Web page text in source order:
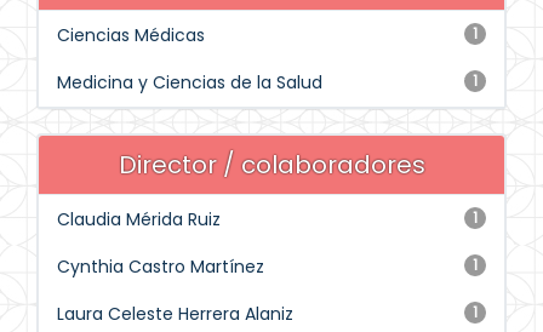
1
Ciencias Médicas
1
Medicina y Ciencias de la Salud
Director / colaboradores
1
Claudia Mérida Ruiz
1
Cynthia Castro Martínez
1
Laura Celeste Herrera Alaniz